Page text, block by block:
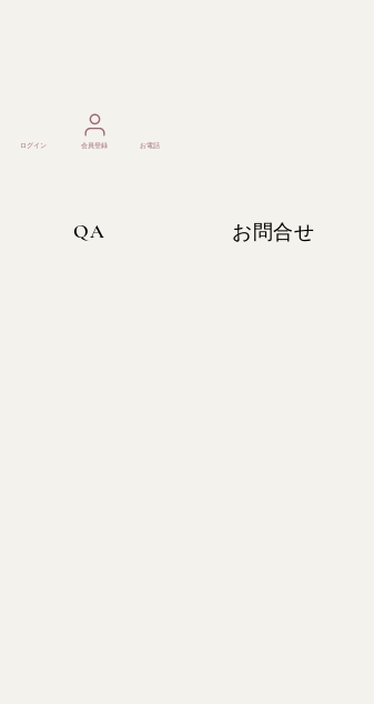
ログイン ​会員登録 お電話
QA お問合せ